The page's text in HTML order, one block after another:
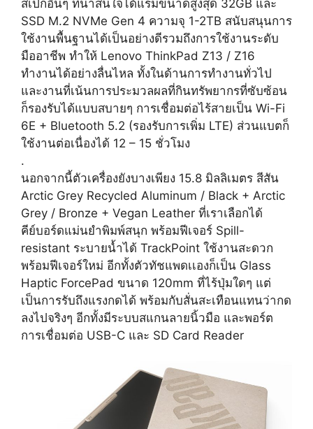
สเปกอื่นๆ ที่น่าสนใจได้แรมขนาดสูงสุด 32GB และ
SSD M.2 NVMe Gen 4 ความจุ 1-2TB สนับสนุนการ
ใช้งานพื้นฐานได้เป็นอย่างดีรวมถึงการใช้งานระดับ
มืออาชีพ ทำให้ Lenovo ThinkPad Z13 / Z16
ทำงานได้อย่างลื่นไหล ทั้งในด้านการทำงานทั่วไป
และงานที่เน้นการประมวลผลที่กินทรัพยากรที่ซับซ้อน
ก็รองรับได้แบบสบายๆ การเชื่อมต่อไร้สายเป็น Wi-Fi
6E + Bluetooth 5.2 (รองรับการเพิ่ม LTE) ส่วนแบตก็
ใช้งานต่อเนื่องได้ 12 – 15 ชั่วโมง
.
นอกจากนี้ตัวเครื่องยังบางเพียง 15.8 มิลลิเมตร สีสัน
Arctic Grey Recycled Aluminum / Black + Arctic
Grey / Bronze + Vegan Leather ที่เราเลือกได้
คีย์บอร์ดแม่นยำพิมพ์สนุก พร้อมฟีเจอร์ Spill-
resistant ระบายน้ำได้ TrackPoint ใช้งานสะดวก
พร้อมฟีเจอร์ใหม่ อีกทั้งตัวทัชแพดเเองก็เป็น Glass
Haptic ForcePad ขนาด 120mm ที่ไร้ปุ่มใดๆ แต่
เป็นการรับถึงแรงกดได้ พร้อมกับสั่นสะเทือนแทนว่ากด
ลงไปจริงๆ อีกทั้งมีระบบสแกนลายนิ้วมือ และพอร์ต
การเชื่อมต่อ USB-C และ SD Card Reader